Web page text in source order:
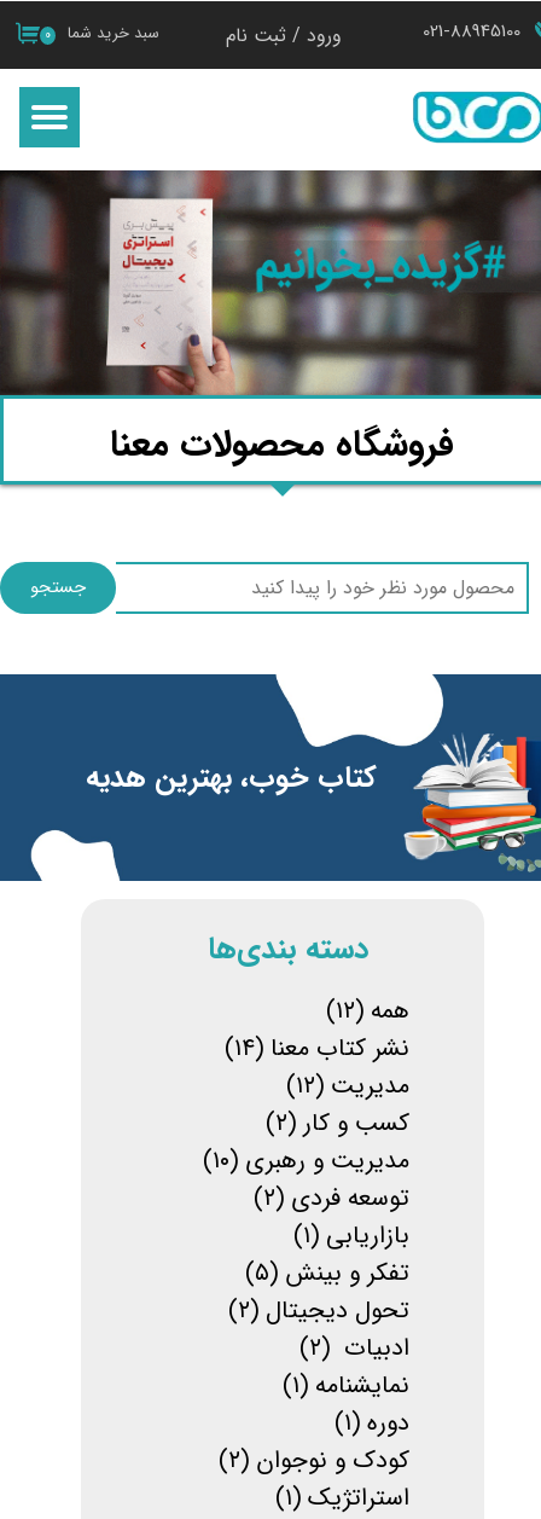
021-88945100 ۰ سبد خرید شما ورود / ثبت نام
تغییر گذر واژه
سفارشات
خروج از حساب کاربری
فروشگاه محصولات معنا
جستجو
​​کتاب خوب، بهترین هدیه
همه (۱۲)
نشر کتاب معنا (۱۴)
مدیریت (۱۲)
کسب و کار(۲)
مدیریت و رهبری (۱۰)
توسعه فردی (۲)
بازاریابی (۱)
تفکر و بینش (۵)
تحول دیجیتال (۲)
ادبیات (۲)
نمایشنامه (۱)
دوره(۱)
کودک و نوجوان (۲)
استراتژیک(۱)
​دسته بندی‌ها